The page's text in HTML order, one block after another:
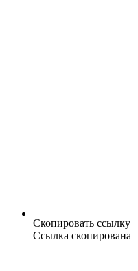
Скопировать ссылку
Ссылка скопирована